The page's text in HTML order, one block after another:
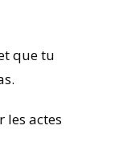
que tu
les actes